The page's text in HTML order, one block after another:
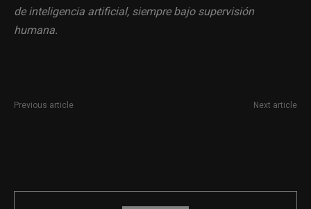
de inteligencia artificial, siempre bajo supervisión
humana.
Previous article Next article